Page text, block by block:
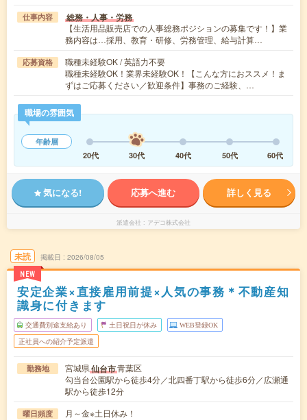
仕事内容 総務・人事・労務
【生活用品販売店での人事総務ポジションの募集です！】業
務内容は…採用、教育・研修、労務管理、給与計算…
応募資格
職種未経験OK / 英語力不要
職種未経験OK！業界未経験OK！【こんな方におススメ！ま
ずはご応募ください／歓迎条件】事務のご経験、…
職場の雰囲気
年齢層
20代
30代 40代 50代 60代
気になる! 応募へ進む 詳しく見る
派遣会社 アデコ株式会社
未読
NEW
掲載日 2026/08/05
安定企業×直接雇用前提×人気の事務＊不動産知
識身に付きます
交通費別途支給あり 土日祝日が休み WEB登録OK
正社員への紹介予定派遣
勤務地 宮城県仙台市青葉区
勾当台公園駅から徒歩4分／北四番丁駅から徒歩6分／広瀬通
駅から徒歩12分
曜日頻度 月～金※土日休み！